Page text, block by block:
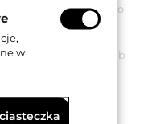
zarówno
Są
drewnianych,
aluminiowej lub
w